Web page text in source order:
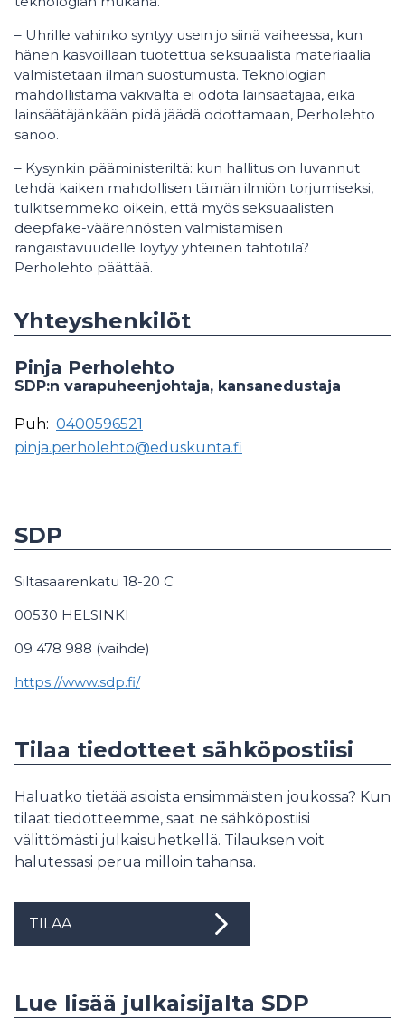
– Uhrille vahinko syntyy usein jo siinä vaiheessa, kun
hänen kasvoillaan tuotettua seksuaalista materiaalia
valmistetaan ilman suostumusta. Teknologian
mahdollistama väkivalta ei odota lainsäätäjää, eikä
lainsäätäjänkään pidä jäädä odottamaan, Perholehto
sanoo.
– Kysynkin pääministeriltä: kun hallitus on luvannut
tehdä kaiken mahdollisen tämän ilmiön torjumiseksi,
tulkitsemmeko oikein, että myös seksuaalisten
deepfake-väärennösten valmistamisen
rangaistavuudelle löytyy yhteinen tahtotila?
Perholehto päättää.
Yhteyshenkilöt
Pinja Perholehto
SDP:n varapuheenjohtaja, kansanedustaja
Puh: 0400596521
pinja.perholehto@eduskunta.fi
SDP
Siltasaarenkatu 18-20 C
00530 HELSINKI
09 478 988 (vaihde)
https://www.sdp.fi/
Tilaa tiedotteet sähköpostiisi
Haluatko tietää asioista ensimmäisten joukossa? Kun
tilaat tiedotteemme, saat ne sähköpostiisi
välittömästi julkaisuhetkellä. Tilauksen voit
halutessasi perua milloin tahansa.
TILAA
Lue lisää julkaisijalta SDP